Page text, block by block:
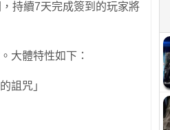
持續7天完成簽到的玩家將
大體特性如下：
詛咒」